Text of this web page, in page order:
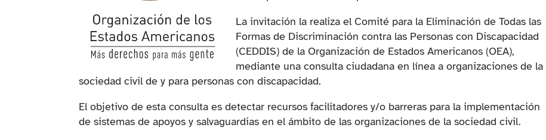
La invitación la realiza el Comité para la Eliminación de Todas las
Formas de Discriminación contra las Personas con Discapacidad
(CEDDIS) de la Organización de Estados Americanos (OEA),
mediante una consulta ciudadana en línea a organizaciones de la
sociedad civil de y para personas con discapacidad.
El objetivo de esta consulta es detectar recursos facilitadores y/o barreras para la implementación
de sistemas de apoyos y salvaguardias en el ámbito de las organizaciones de la sociedad civil.